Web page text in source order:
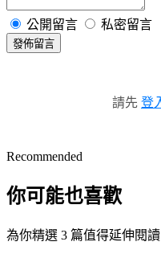
公開留言 私密留言
發佈留言
請先 登
Recommended
你可能也喜歡
為你精選 3 篇值得延伸閱